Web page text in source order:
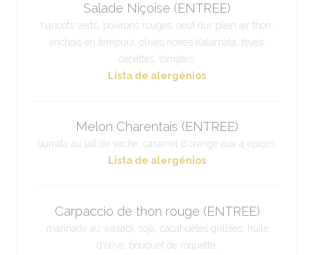
Salade Niçoise (ENTREE)
haricots verts, poivrons rouges, oeuf dur plein air thon,
anchois en tempura, olives noires Kalamata, fèves,
cébettes, tomates.
Lista de alergénios
Melon Charentais (ENTREE)
burrata au lait de vache, caramel d'orange aux 4 épices.
Lista de alergénios
Carpaccio de thon rouge (ENTREE)
marinade au wasabi, soja, cacahuètes grillées, huile
d'olive, bouquet de roquette.